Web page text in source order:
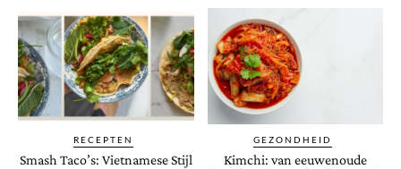
RECEPTEN
Smash Taco’s: Vietnamese Stijl
GEZONDHEID
Kimchi: van eeuwenoude